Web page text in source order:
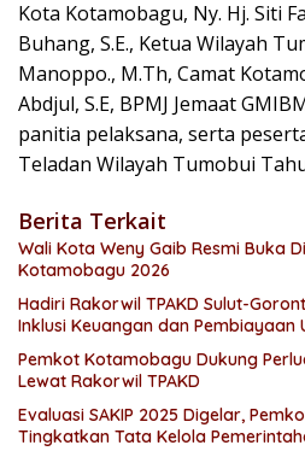
Kota Kotamobagu, Ny. Hj. Siti
Buhang, S.E., Ketua Wilayah
Manoppo., M.Th, Camat
Abdjul, S.E, BPMJ Jemaat
panitia pelaksana, serta
Teladan Wilayah Tumobui
Berita Terkait
Wali Kota Weny Gaib Resmi Buka
Kotamobagu 2026
Hadiri Rakorwil TPAKD Sulut-
Inklusi Keuangan dan Pembiayaan
Pemkot Kotamobagu Dukung
Lewat Rakorwil TPAKD
Evaluasi SAKIP 2025 Digelar,
Tingkatkan Tata Kelola